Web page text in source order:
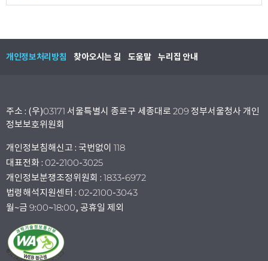
개인정보처리방침 찾아오시는 길 도움말 누리집 안내
주소 : (우)03171 서울특별시 종로구 세종대로 209 정부서울청사 개인
정보보호위원회
개인정보침해신고 : 국번없이 118
대표전화 : 02-2100-3025
개인정보분쟁조정위원회 : 1833-6972
법령해석지원센터 : 02-2100-3043
월~금 9:00~18:00, 공휴일 제외